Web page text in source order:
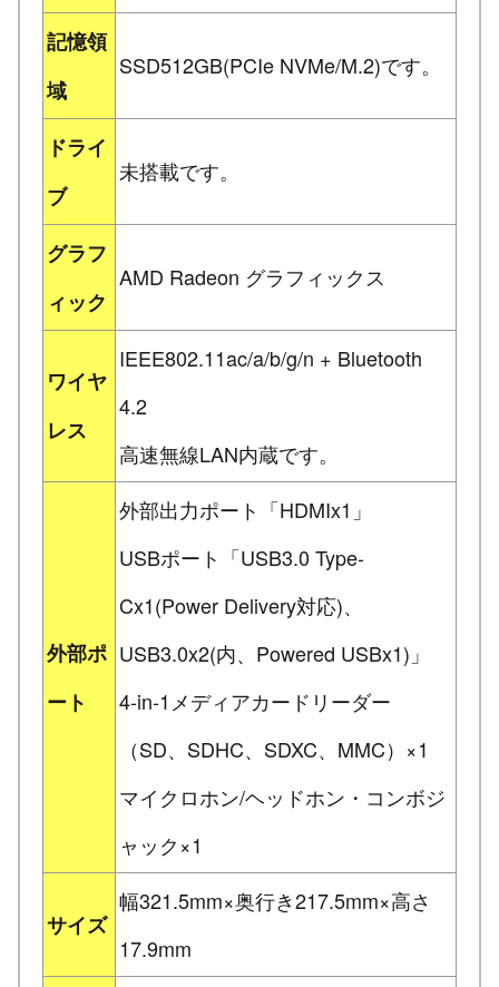
記憶領
域
SSD512GB(PCIe NVMe/M.2)です。
ドライ
ブ
未搭載です。
グラフ
ィック
AMD Radeon グラフィックス
ワイヤ
レス
IEEE802.11ac/a/b/g/n + Bluetooth
4.2
高速無線LAN内蔵です。
外部ポ
ート
外部出力ポート「HDMIx1」
USBポート「USB3.0 Type-
Cx1(Power Delivery対応)、
USB3.0x2(内、Powered USBx1)」
4-in-1メディアカードリーダー
（SD、SDHC、SDXC、MMC）×1
マイクロホン/ヘッドホン・コンボジ
ャック×1
サイズ
幅321.5mm×奥行き217.5mm×高さ
17.9mm